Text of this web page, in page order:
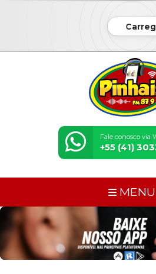
Fale conosco via
+55 (41)
MENU